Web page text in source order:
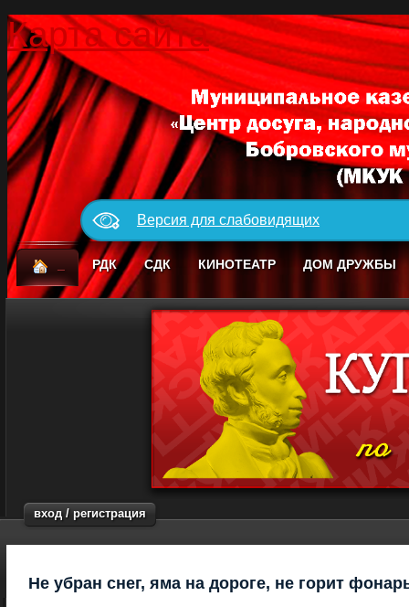
Карта сайта
Версия для слабовидящих
РДК СДК КИНОТЕАТР ДОМ ДРУЖБЫ
вход / регистрация
Не убран снег, яма на дороге, не горит